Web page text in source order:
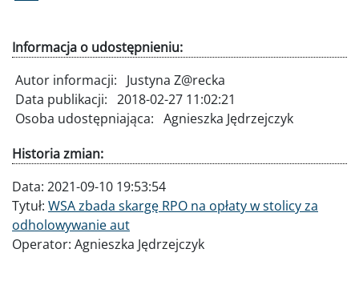
Informacja o udostępnieniu:
Autor informacji:
Justyna Z@recka
Data publikacji: 2018-02-27 11:02:21
Osoba udostępniająca: Agnieszka Jędrzejczyk
Historia zmian:
Data: 2021-09-10 19:53:54
Tytuł: WSA zbada skargę RPO na opłaty w stolicy za
odholowywanie aut
Operator: Agnieszka Jędrzejczyk